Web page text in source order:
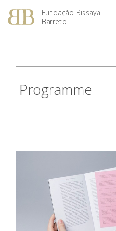
Fundação Bissaya
Barreto
Programme